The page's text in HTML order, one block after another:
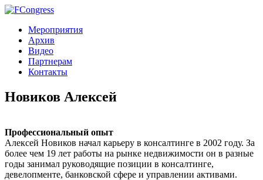
Мероприятия
Архив
Видео
Партнерам
Контакты
Новиков Алексей
Профессиональный опыт
Алексей Новиков начал карьеру в консалтинге в 2002 году. За
более чем 19 лет работы на рынке недвижимости он в разные
годы занимал руководящие позиции в консалтинге,
девелопменте, банковской сфере и управлении активами.